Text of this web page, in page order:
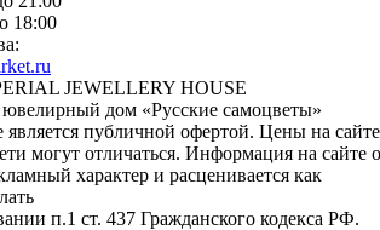
18:00
JEWELLERY HOUSE
дом «Русские самоцветы»
публичной офертой. Цены на сайте
могут отличаться. Информация на сайте о
характер и расценивается как
п.1 ст. 437 Гражданского кодекса РФ.